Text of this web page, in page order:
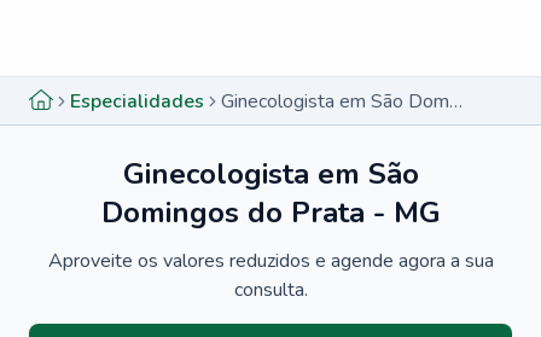
Especialidades Ginecologista em São Domingos do Prata - MG
Ginecologista em São
Domingos do Prata - MG
Aproveite os valores reduzidos e agende agora a sua
consulta.